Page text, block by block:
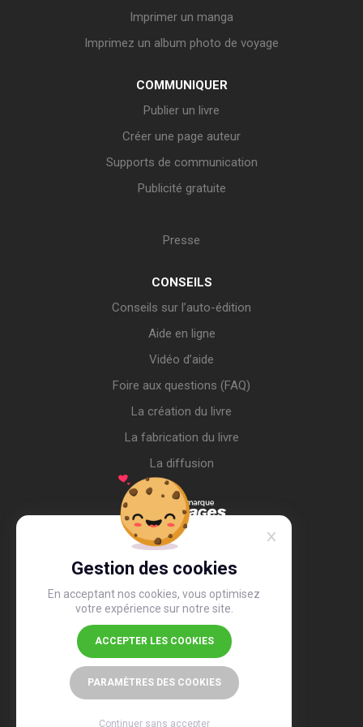
Gestion des cookies
En acceptant nos cookies, vous optimisez
votre expérience sur notre site.
ACCEPTER LES COOKIES
PARAMÈTRES DES COOKIES
Continuer sans accepter
Imprimer un manga
Imprimez un album photo de voyage
COMMUNIQUER
Publier un livre
Créer une page auteur
Supports de communication
Publicité gratuite
Presse
CONSEILS
Conseils sur l’auto-édition
Aide en ligne
Vidéo d’aide
Foire aux questions (FAQ)
La création du livre
La fabrication du livre
La diffusion
4,4